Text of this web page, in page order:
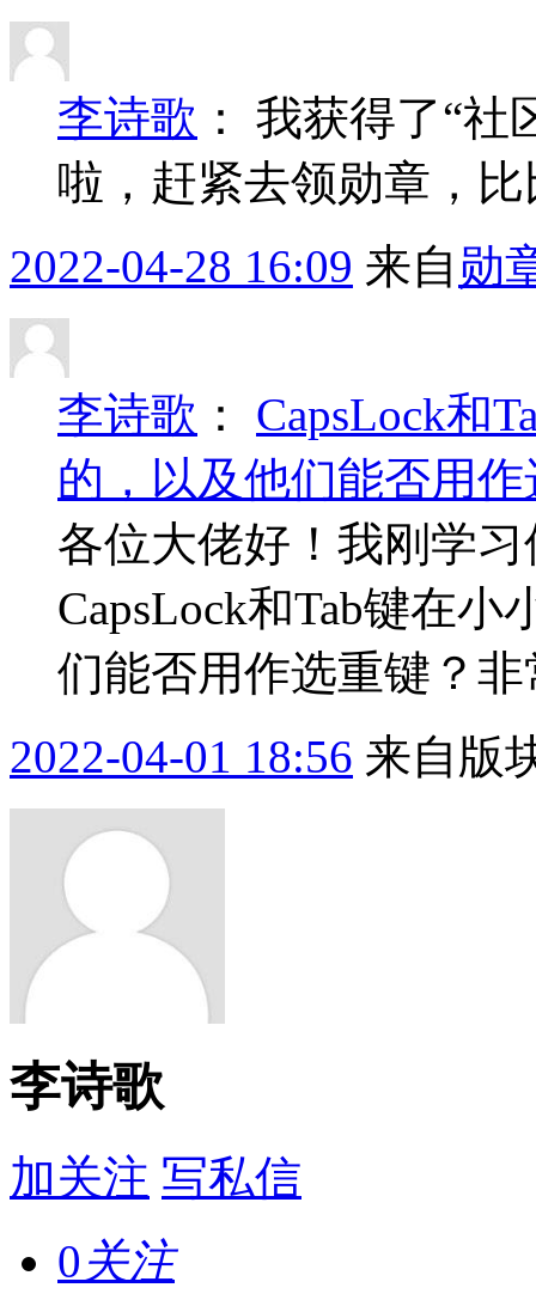
李诗歌 ： 我获得了“社
啦，赶紧去领勋章，
2022-04-28 16:09 来自 勋
李诗歌 ： CapsLock和
的，以及他们能否用
各位大佬好！我刚学
CapsLock和Tab键在
们能否用作选重键？
2022-04-01 18:56 来自版
李诗歌
加关注 写私信
0关注